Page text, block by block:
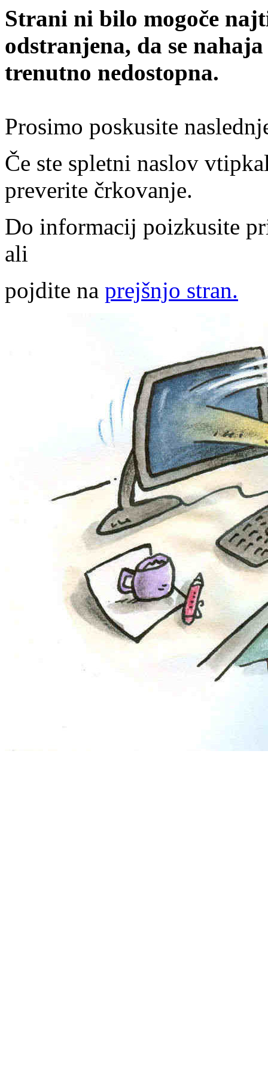
Strani ni bilo mogoče
odstranjena, da se
trenutno nedostopna.
Prosimo poskusite
Če ste spletni naslov
preverite črkovanje.
Do informacij poizkusite
ali
pojdite na prejšnjo stran.